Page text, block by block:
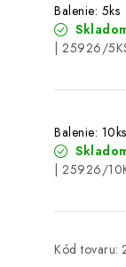
Balenie: 5ks
| 25926/
Balenie: 10ks
| 25926/
Kód tovaru: